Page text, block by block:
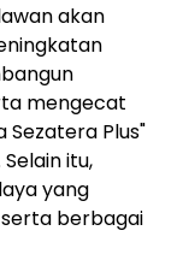
akan
mengecat
Sezatera Plus"
itu,
yang
serta berbagai